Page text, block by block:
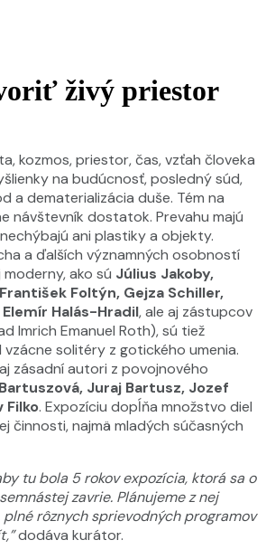
živý priestor
kozmos, priestor, čas, vzťah človeka
na budúcnosť, posledný súd,
a dematerializácia duše. Tém na
návštevník dostatok. Prevahu majú
ani plastiky a objekty.
a ďalších významných osobností
ako sú Július Jakoby,
Foltýn, Gejza Schiller,
Halás-Hradil, ale aj zástupcov
Imrich Emanuel Roth), sú tiež
solitéry z gotického umenia.
zásadní autori z povojnového
Juraj Bartusz, Jozef
Filko. Expozíciu dopĺňa množstvo diel
činnosti, najmä mladých súčasných
tu bola 5 rokov expozícia, ktorá sa o
zavrie. Plánujeme z nej
rôznych sprievodných programov
dodáva kurátor.